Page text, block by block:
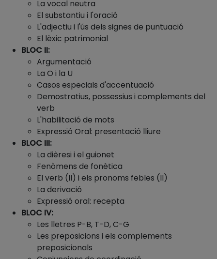
La vocal neutra
El substantiu i l'oració
L'adjectiu i l'ús dels signes de puntuació
El lèxic patrimonial
BLOC II:
Argumentació
La O i la U
Casos especials d'accentuació
Demostratius, possessius i complements del
verb
L'habilitació de mots
Expressió Oral: presentació lliure
BLOC III:
La dièresi i el guionet
Fenòmens de fonètica
El verb (II) i els pronoms febles (II)
La derivació
Expressió oral: recepta
BLOC IV:
Les lletres P-B, T-D, C-G
Les preposicions i els complements
preposicionals